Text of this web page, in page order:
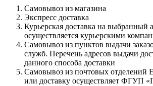
Самовывоз из магазина
Экспресс доставка
Курьерская доставка на выбранный
осуществляется курьерскими
Самовывоз из пунктов выдачи
служб. Перечень адресов выдачи
данного способа доставки
Самовывоз из почтовых отделений
или доставку осуществляет ФГУП